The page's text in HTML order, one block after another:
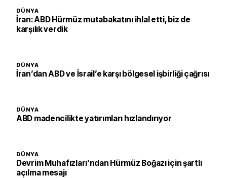
DÜNYA
İran: ABD Hürmüz mutabakatını ihlal etti, biz de
karşılık verdik
DÜNYA
İran’dan ABD ve İsrail’e karşı bölgesel işbirliği çağrısı
DÜNYA
ABD madencilikte yatırımları hızlandırıyor
DÜNYA
Devrim Muhafızları’ndan Hürmüz Boğazı için şartlı
açılma mesajı